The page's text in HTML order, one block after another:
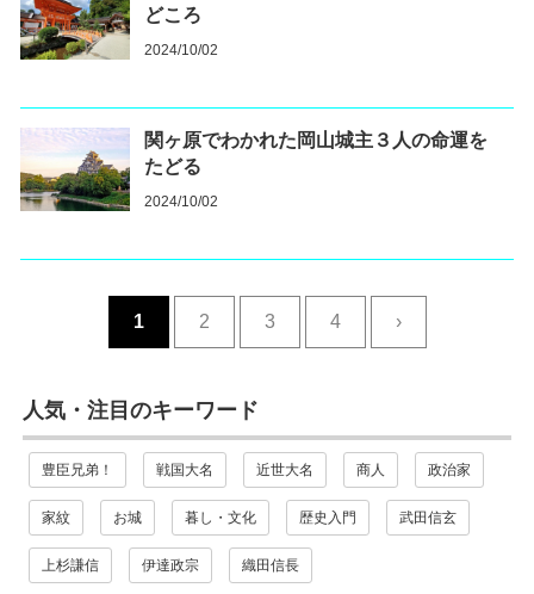
どころ
2024/10/02
関ヶ原でわかれた岡山城主３人の命運を
たどる
2024/10/02
1 2 3 4 ›
人気・注目のキーワード
豊臣兄弟！ 戦国大名 近世大名 商人 政治家
家紋 お城 暮し・文化 歴史入門 武田信玄
上杉謙信 伊達政宗 織田信長